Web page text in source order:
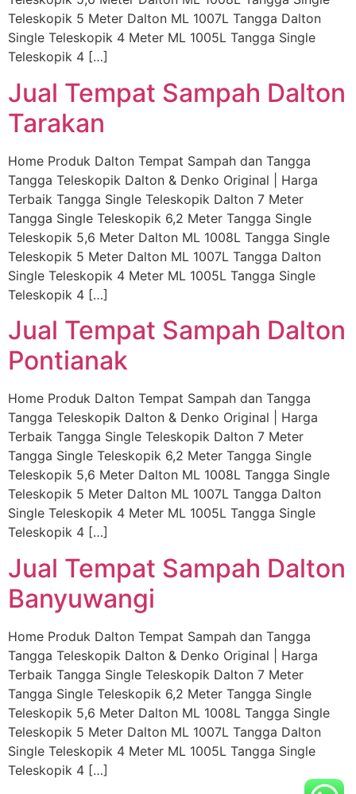
Teleskopik 5 Meter Dalton ML 1007L Tangga Dalton
Single Teleskopik 4 Meter ML 1005L Tangga Single
Teleskopik 4 […]
Jual Tempat Sampah Dalton
Tarakan
Home Produk Dalton Tempat Sampah dan Tangga
Tangga Teleskopik Dalton & Denko Original | Harga
Terbaik Tangga Single Teleskopik Dalton 7 Meter
Tangga Single Teleskopik 6,2 Meter Tangga Single
Teleskopik 5,6 Meter Dalton ML 1008L Tangga Single
Teleskopik 5 Meter Dalton ML 1007L Tangga Dalton
Single Teleskopik 4 Meter ML 1005L Tangga Single
Teleskopik 4 […]
Jual Tempat Sampah Dalton
Pontianak
Home Produk Dalton Tempat Sampah dan Tangga
Tangga Teleskopik Dalton & Denko Original | Harga
Terbaik Tangga Single Teleskopik Dalton 7 Meter
Tangga Single Teleskopik 6,2 Meter Tangga Single
Teleskopik 5,6 Meter Dalton ML 1008L Tangga Single
Teleskopik 5 Meter Dalton ML 1007L Tangga Dalton
Single Teleskopik 4 Meter ML 1005L Tangga Single
Teleskopik 4 […]
Jual Tempat Sampah Dalton
Banyuwangi
Home Produk Dalton Tempat Sampah dan Tangga
Tangga Teleskopik Dalton & Denko Original | Harga
Terbaik Tangga Single Teleskopik Dalton 7 Meter
Tangga Single Teleskopik 6,2 Meter Tangga Single
Teleskopik 5,6 Meter Dalton ML 1008L Tangga Single
Teleskopik 5 Meter Dalton ML 1007L Tangga Dalton
Single Teleskopik 4 Meter ML 1005L Tangga Single
Teleskopik 4 […]